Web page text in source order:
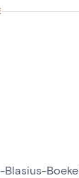
Blasius-